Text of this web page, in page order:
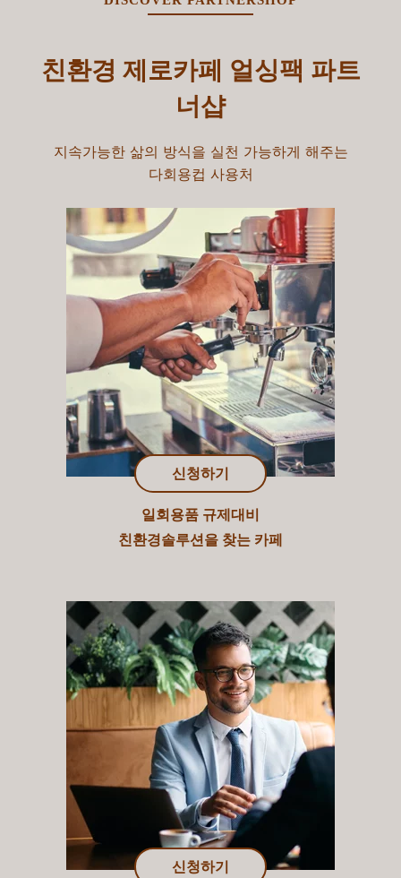
친환경 제로카페 얼싱팩 파트
너샵
지속가능한 삶의 방식을 실천 가능하게 해주는
다회용컵 사용처
신청하기
일회용품 규제대비
친환경솔루션을 찾는 카페
신청하기